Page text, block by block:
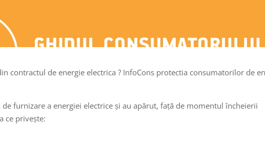
contractul de energie electrica ? InfoCons protectia consumatorilor de
furnizare a energiei electrice și au apărut, față de momentul încheierii
ce privește: